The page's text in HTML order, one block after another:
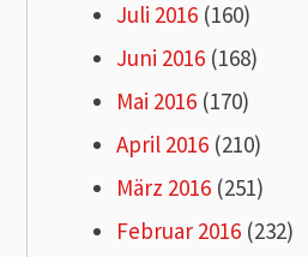
Juli 2016 (160)
Juni 2016 (168)
Mai 2016 (170)
April 2016 (210)
März 2016 (251)
Februar 2016 (232)